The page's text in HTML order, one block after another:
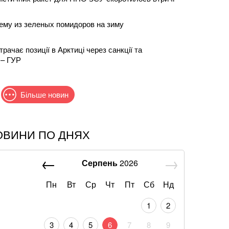
из зеленых помидоров на зиму
позиції в Арктиці через санкції та
ГУР
Більше новин
дронів у російському Ярославлі спалахнули
слова Залужного щодо членства в НАТО були
ПО ДНЯХ
Серпень2026
Пн
Вт Ср Чт Пт Сб Нд
1
2
3
4 5 6 7 8
9